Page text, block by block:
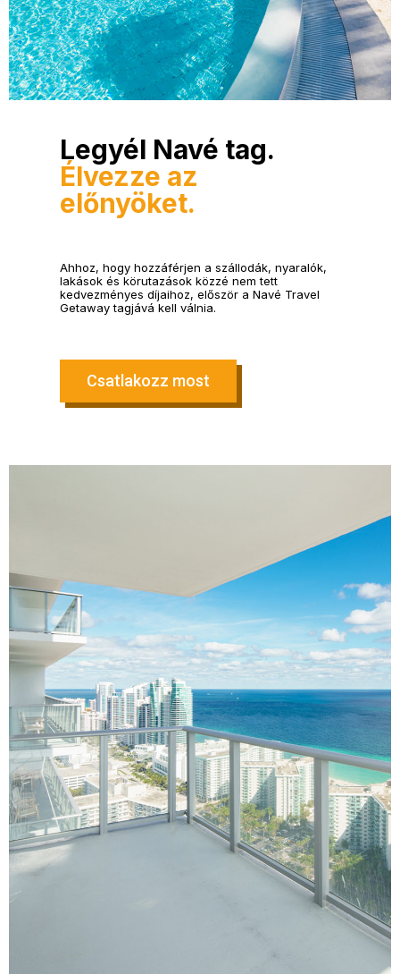
Legyél Navé tag.
Élvezze az
előnyöket.
Ahhoz, hogy hozzáférjen a szállodák, nyaralók,
lakások és körutazások közzé nem tett
kedvezményes díjaihoz, először a Navé Travel
Getaway tagjává kell válnia.
Csatlakozz most